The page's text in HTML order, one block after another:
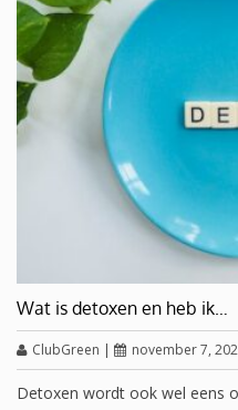
Wat is detoxen en heb ik…
ClubGreen | november 7,
Detoxen wordt ook wel eens